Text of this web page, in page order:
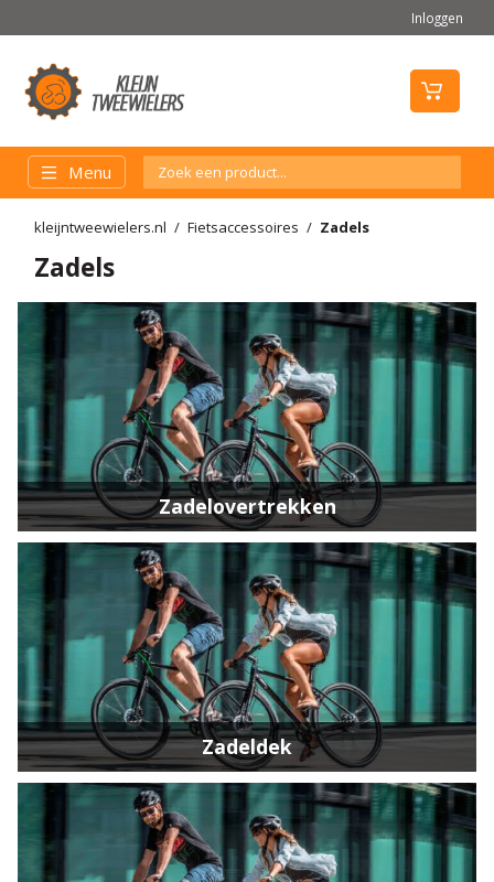
Inloggen
Menu
kleijntweewielers.nl Fietsaccessoires Zadels
Zadels
Zadelovertrekken
Zadeldek